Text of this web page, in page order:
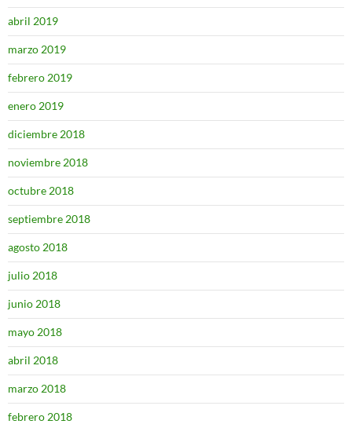
abril 2019
marzo 2019
febrero 2019
enero 2019
diciembre 2018
noviembre 2018
octubre 2018
septiembre 2018
agosto 2018
julio 2018
junio 2018
mayo 2018
abril 2018
marzo 2018
febrero 2018